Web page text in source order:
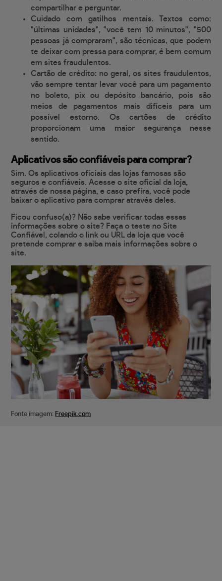
compartilhar e perguntar.
Cuidado com gatilhos mentais. Textos como:
"últimas unidades", "você tem 10 minutos", "500
pessoas já compraram", são técnicas, que podem
te deixar com pressa para comprar, é bem comum
em sites fraudulentos.
Cartão de crédito: no geral, os sites fraudulentos,
vão sempre tentar levar você para um pagamento
no boleto, pix ou depósito bancário, pois são
meios de pagamentos mais difíceis para um
possível estorno. Os cartões de crédito
proporcionam uma maior segurança nesse
sentido.
Aplicativos são confiáveis para comprar?
Sim. Os aplicativos oficiais das lojas famosas são
seguros e confiáveis. Acesse o site oficial da loja,
através de nossa página, e caso prefira, você pode
baixar o aplicativo para comprar através deles.
Ficou confuso(a)? Não sabe verificar todas essas
informações sobre o site? Faça o teste no Site
Confiável, colando o link ou URL da loja que você
pretende comprar e saiba mais informações sobre o
site.
Fonte imagem: Freepik.com